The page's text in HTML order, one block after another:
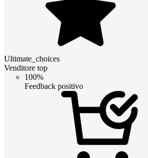
Ultimate_choices
Venditore top
100%
Feedback positivo